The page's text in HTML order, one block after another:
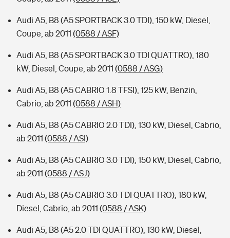
Audi A5, B8 (A5 SPORTBACK 3.0 TDI), 150 kW, Diesel,
Coupe, ab 2011 (0588 / ASF)
Audi A5, B8 (A5 SPORTBACK 3.0 TDI QUATTRO), 180
kW, Diesel, Coupe, ab 2011 (0588 / ASG)
Audi A5, B8 (A5 CABRIO 1.8 TFSI), 125 kW, Benzin,
Cabrio, ab 2011 (0588 / ASH)
Audi A5, B8 (A5 CABRIO 2.0 TDI), 130 kW, Diesel, Cabrio,
ab 2011 (0588 / ASI)
Audi A5, B8 (A5 CABRIO 3.0 TDI), 150 kW, Diesel, Cabrio,
ab 2011 (0588 / ASJ)
Audi A5, B8 (A5 CABRIO 3.0 TDI QUATTRO), 180 kW,
Diesel, Cabrio, ab 2011 (0588 / ASK)
Audi A5, B8 (A5 2.0 TDI QUATTRO), 130 kW, Diesel,